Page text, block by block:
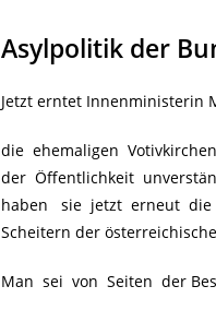
Asylpolitik der
Jetzt erntet Innenministerin
die ehemaligen
der Öffentlichkeit
haben sie jetzt erneut
Scheitern der
Man sei von Seiten der